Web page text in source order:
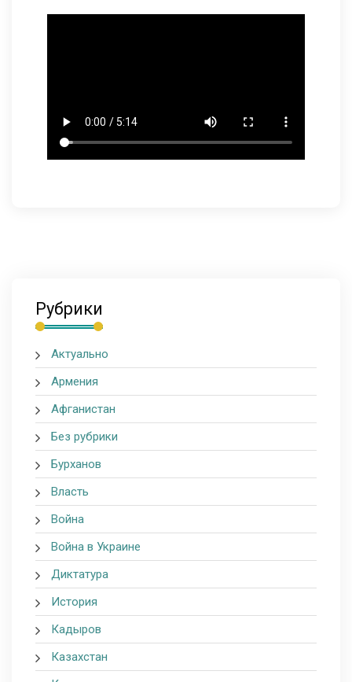
Рубрики
Актуально
Армения
Афганистан
Без рубрики
Бурханов
Власть
Война
Война в Украине
Диктатура
История
Кадыров
Казахстан